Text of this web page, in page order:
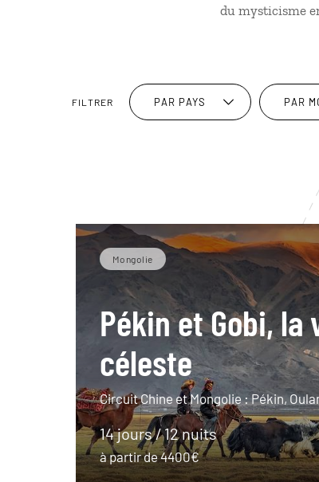
du mysticisme
FILTRER PAR PAYS PAR
Mongolie
Pékin et Gobi, la
céleste
Circuit Chine et Mongolie : Pékin,
14 jours / 12 nuits
à partir de 4400€